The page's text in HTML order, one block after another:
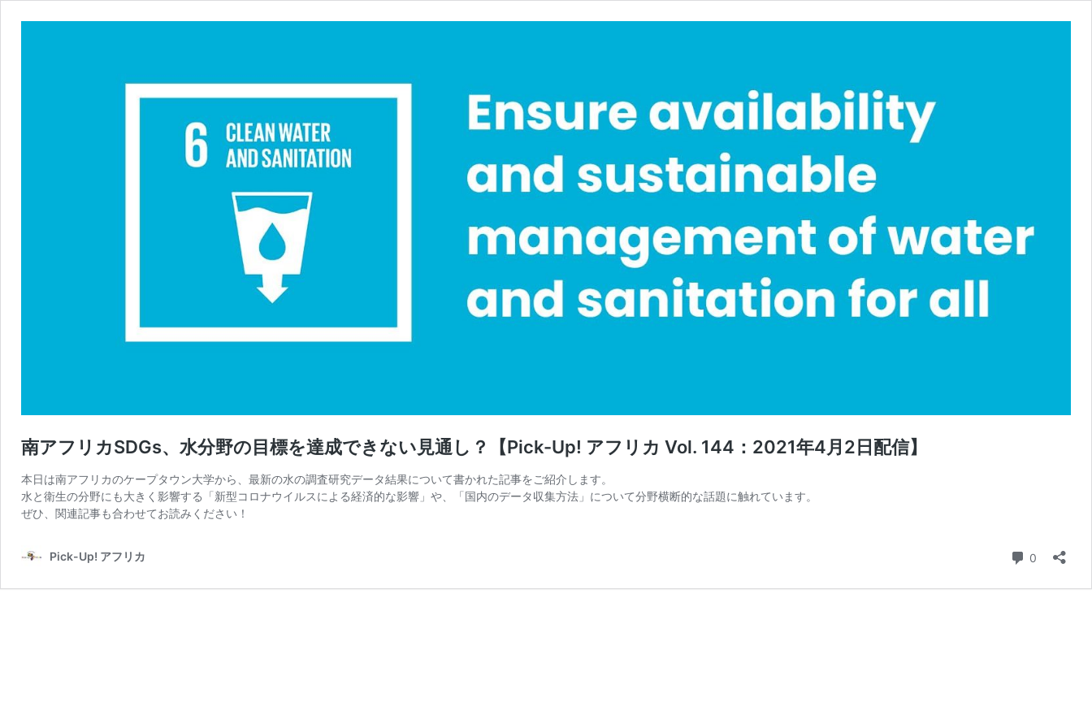
南アフリカSDGs、水分野の目標を達成できない見通し？【Pick-Up! アフリカ Vol. 144：2021年4月2日配信】
本日は南アフリカのケープタウン大学から、最新の水の調査研究データ結果について書かれた記事をご紹介します。
水と衛生の分野にも大きく影響する「新型コロナウイルスによる経済的な影響」や、「国内のデータ収集方法」について分野横断的な話題に触れています。
ぜひ、関連記事も合わせてお読みください！
Pick-Up! アフリカ 0 コメント